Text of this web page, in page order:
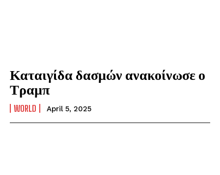
Καταιγίδα δασμών ανακοίνωσε ο
Τραμπ
WORLD April 5, 2025